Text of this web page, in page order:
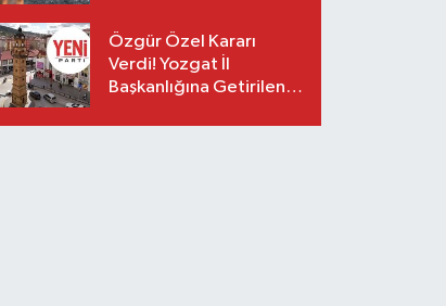
Gözaltı
Özgür Özel Kararı
Verdi! Yozgat İl
Başkanlığına Getirilen